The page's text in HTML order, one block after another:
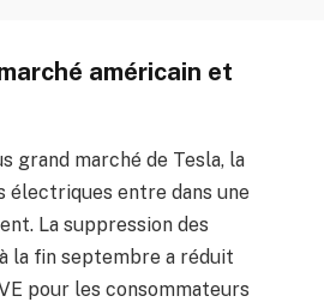
américain et
grand marché de Tesla, la
électriques entre dans une
La suppression des
la fin septembre a réduit
pour les consommateurs